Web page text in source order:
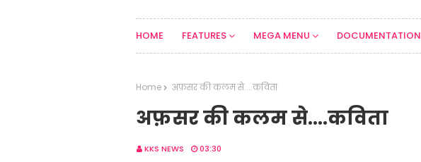
HOME FEATURES MEGA MENU DOCUMENTATION
Home अफ़सर की कलम से....कविता
अफ़सर की कलम से....कविता
KKS NEWS 03:30